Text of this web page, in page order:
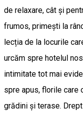
de relaxare, cât și
frumos, primești la
lecția de la locurile
urcăm spre hotelul
intimitate tot mai
spre apus, florile care
grădini și terase.